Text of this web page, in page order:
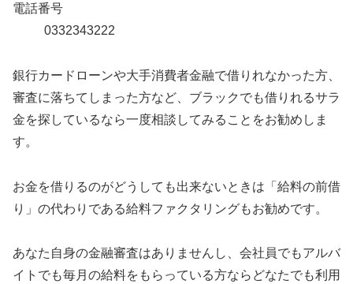
電話番号
0332343222
銀行カードローンや大手消費者金融で借りれなかった方、
審査に落ちてしまった方など、ブラックでも借りれるサラ
金を探しているなら一度相談してみることをお勧めしま
す。
お金を借りるのがどうしても出来ないときは「給料の前借
り」の代わりである給料ファクタリングもお勧めです。
あなた自身の金融審査はありませんし、会社員でもアルバ
イトでも毎月の給料をもらっている方ならどなたでも利用